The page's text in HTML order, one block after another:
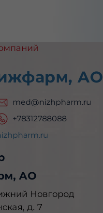
АО
med@nizhpharm.ru
+78312788088
АО
Новгород
д. 7